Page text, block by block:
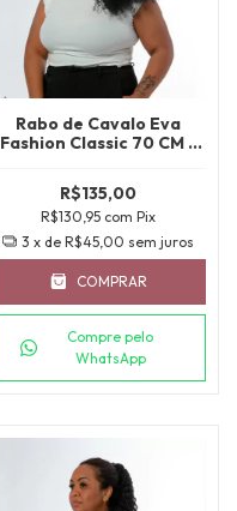
Rabo de Cavalo Eva
Fashion Classic 70 CM -
R$135,00
R$130,95 com Pix
3 x deR$45,00 sem juros
COMPRAR
Compre pelo
WhatsApp